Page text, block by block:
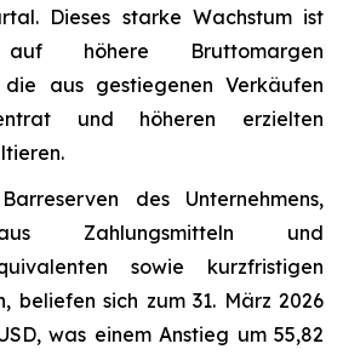
Dieses starke Wachstum ist
höhere Bruttomargen
die aus gestiegenen Verkäufen
und höheren erzielten
des Unternehmens,
Zahlungsmitteln und
sowie kurzfristigen
beliefen sich zum 31. März 2026
was einem Anstieg um 55,82